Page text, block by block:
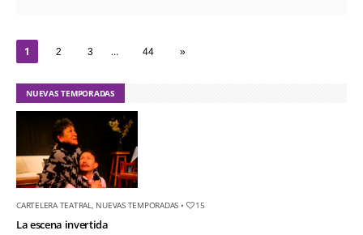
1 2 3 … 44 »
NUEVAS TEMPORADAS
CARTELERA TEATRAL, NUEVAS TEMPORADAS • 15
La escena invertida